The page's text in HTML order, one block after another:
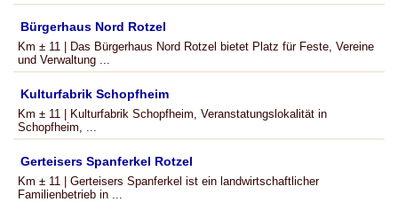
Bürgerhaus Nord Rotzel
Km ± 11 | Das Bürgerhaus Nord Rotzel bietet Platz für Feste, Vereine
und Verwaltung ...
Kulturfabrik Schopfheim
Km ± 11 | Kulturfabrik Schopfheim, Veranstatungslokalität in
Schopfheim, ...
Gerteisers Spanferkel Rotzel
Km ± 11 | Gerteisers Spanferkel ist ein landwirtschaftlicher
Familienbetrieb in ...